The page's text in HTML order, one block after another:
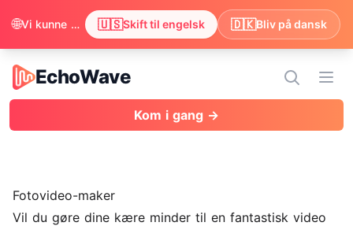
EchoWave
EchoWave
Åbn
Kom i gang →
Fotovideo-maker
Vil du gøre dine kære minder til en fantastisk video
🌐 Vi kunne se, at din browser foretrækker engelsk. Vil du skifte for at få indholdet på engelsk? 🇺🇸Skift til engelsk 🇩🇰Bliv på dansk